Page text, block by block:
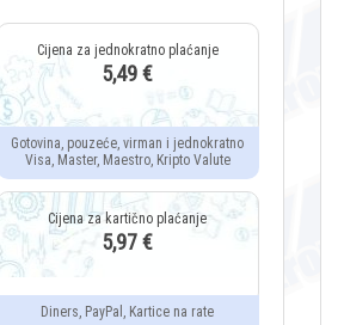
5,49 €
Gotovina, pouzeće, virman i jednokratno
Visa, Master, Maestro, Kripto Valute
5,97 €
Diners, PayPal, Kartice na rate